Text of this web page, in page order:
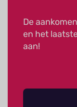
De
en het
aan!